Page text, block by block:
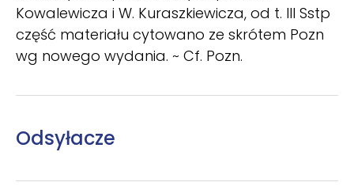
Kowalewicza i W. Kuraszkiewicza, od t. III Sstp
część materiału cytowano ze skrótem Pozn
wg nowego wydania. ~ Cf. Pozn.
Odsyłacze